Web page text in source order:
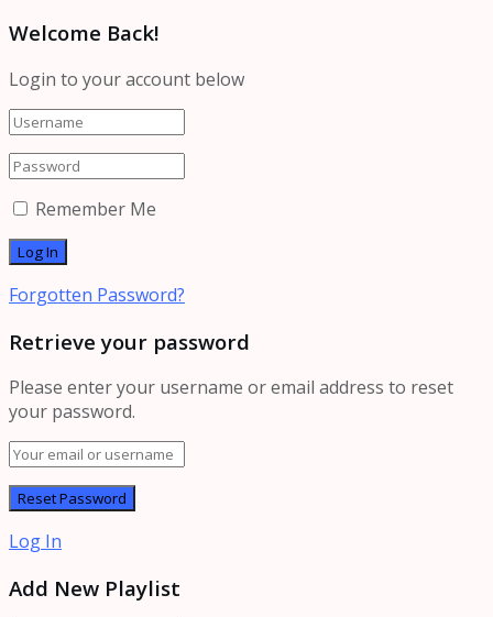
Welcome Back!
Login to your account below
Remember Me
Forgotten Password?
Retrieve your password
Please enter your username or email address to reset
your password.
Log In
Add New Playlist